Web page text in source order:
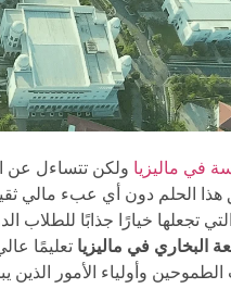
في ماليزيا ولكن تتساءل عن
الحلم دون أي عبء مالي
البخاري في ماليزيا تعليمًا